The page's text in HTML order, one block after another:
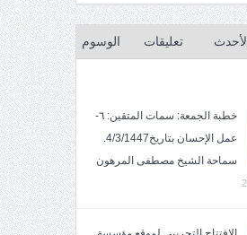
الأحدث تعليقات الوسوم
خطبة الجمعة: سمات المتقين: ٦-
عمل الإحسان بتاريخ4/3/1447.
سماحة الشيخ مصطفى المرهون